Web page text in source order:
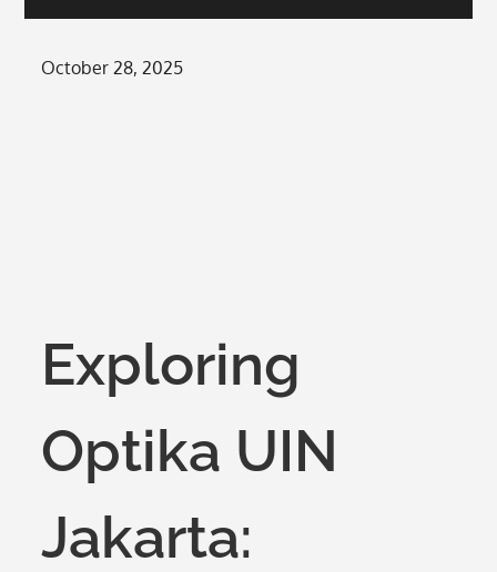
Posted
October 28, 2025
Exploring
Optika UIN
Jakarta: